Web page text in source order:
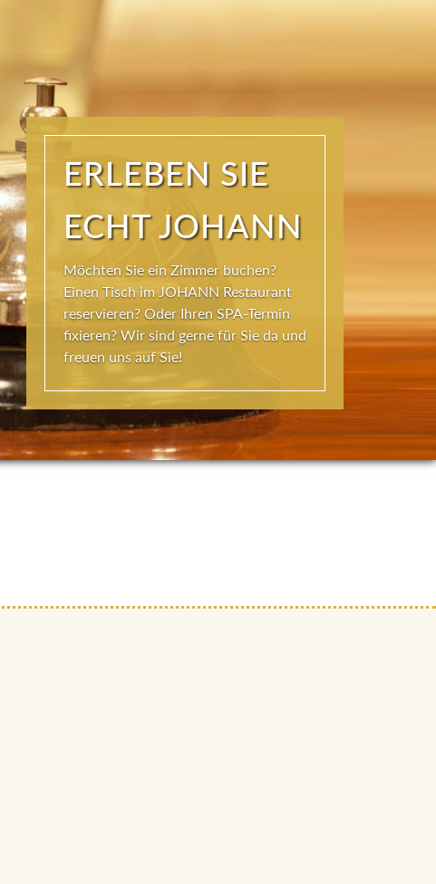
ERLEBEN SIE
ECHT JOHANN
Möchten Sie ein Zimmer buchen?
Einen Tisch im JOHANN Restaurant
reservieren? Oder Ihren SPA-Termin
fixieren? Wir sind gerne für Sie da und
freuen uns auf Sie!